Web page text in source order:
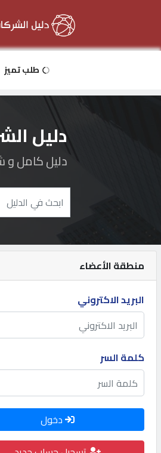
دخول
اعلانك
مطلوب
طلب
الاحصائيات
الأقسام
طلب تميز
دليل
دليل كامل و
منطقة الأعضاء
البريد الاكتروني
كلمة السر
دخول